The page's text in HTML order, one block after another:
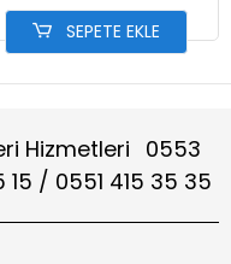
SEPETE EKLE
Hizmetleri
0553
15 / 0551 415 35 35